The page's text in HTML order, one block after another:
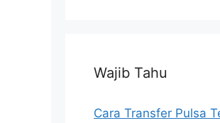
Wajib Tahu
Cara Transfer Pulsa